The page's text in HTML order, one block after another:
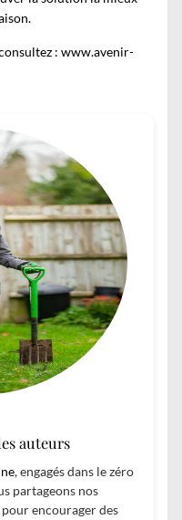
: www.avenir-
auteurs
, engagés dans le zéro
partageons nos
encourager des